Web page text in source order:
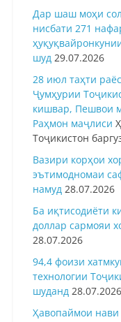
Дар шаш моҳи
нисбати 271
шуд 29.07.2026
28 июл таҳти
Ҷумҳурии
кишвар, Пешвои
Раҳмон маҷлиси
Тоҷикистон
Вазири корҳои
эътимодномаи
намуд 28.07.2026
Ба иқтисодиёти
доллар сармояи
28.07.2026
94,4 фоизи
технологии
шуданд 28.07.2026
Ҳавопаймои нави